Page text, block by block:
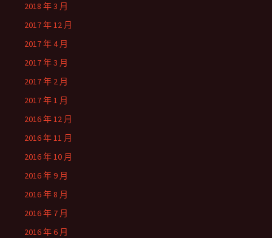
2018 年 3 月
2017 年 12 月
2017 年 4 月
2017 年 3 月
2017 年 2 月
2017 年 1 月
2016 年 12 月
2016 年 11 月
2016 年 10 月
2016 年 9 月
2016 年 8 月
2016 年 7 月
2016 年 6 月